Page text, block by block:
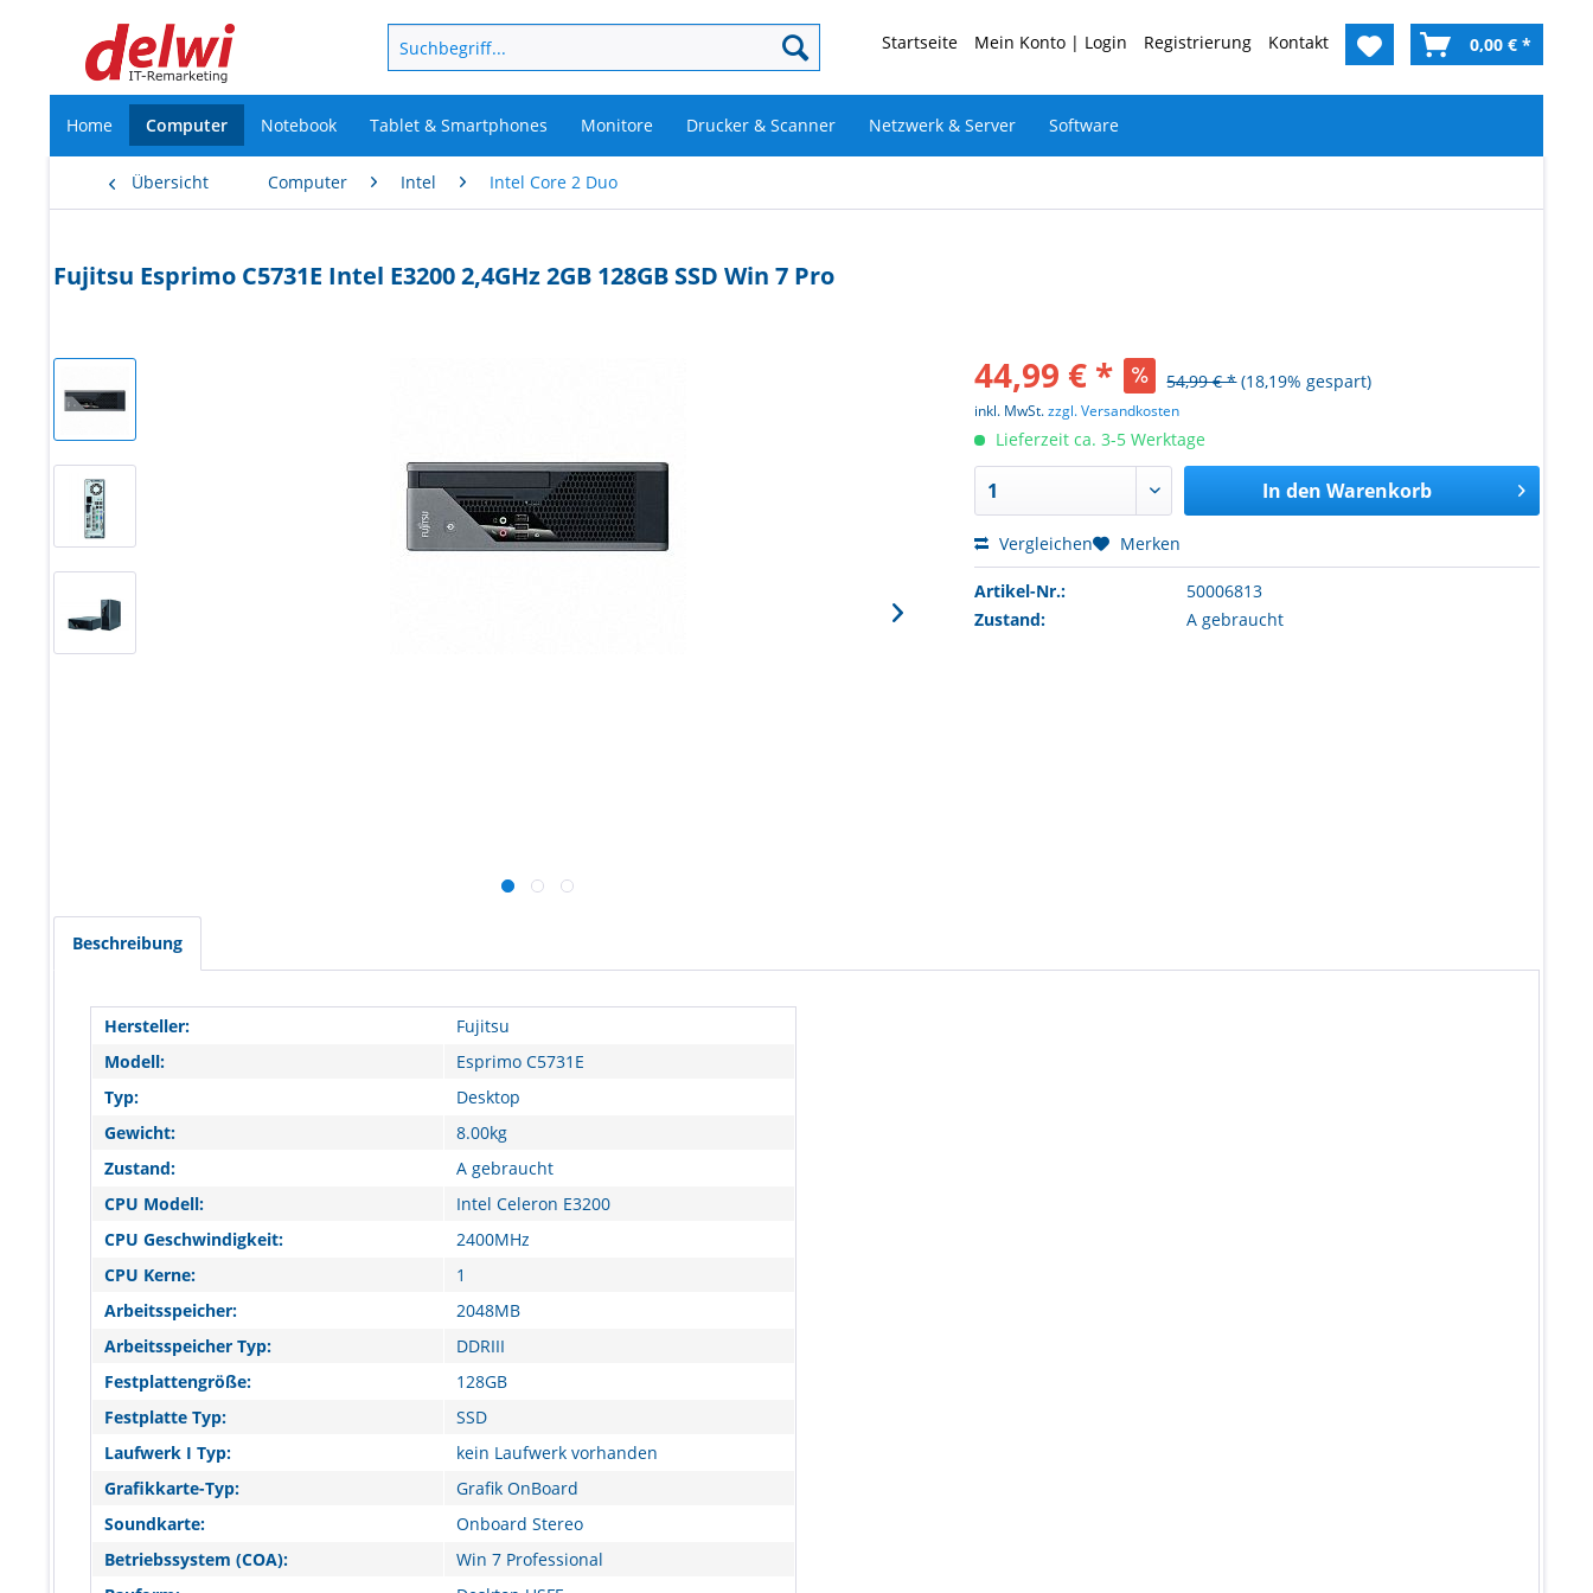
Startseite Mein Konto | Login Registrierung Kontakt 0,00 € *
Home Computer Notebook Tablet & Smartphones Monitore Drucker & Scanner Netzwerk & Server Software
Übersicht Computer Intel Intel Core 2 Duo
Fujitsu Esprimo C5731E Intel E3200 2,4GHz 2GB 128GB SSD Win 7 Pro
44,99 € * 54,99 € * (18,19% gespart)
inkl. MwSt.zzgl. Versandkosten
Lieferzeit ca. 3-5 Werktage
In den Warenkorb
Vergleichen Merken
Artikel-Nr.:
50006813
Zustand:
A gebraucht
Beschreibung
Hersteller:
Fujitsu
Modell:
Esprimo C5731E
Typ:
Desktop
Gewicht:
8.00kg
Zustand:
A gebraucht
CPU Modell:
Intel Celeron E3200
CPU Geschwindigkeit:
2400MHz
CPU Kerne:
1
Arbeitsspeicher:
2048MB
Arbeitsspeicher Typ:
DDRIII
Festplattengröße:
128GB
Festplatte Typ:
SSD
Laufwerk I Typ:
kein Laufwerk vorhanden
Grafikkarte-Typ:
Grafik OnBoard
Soundkarte:
Onboard Stereo
Betriebssystem (COA):
Win 7 Professional